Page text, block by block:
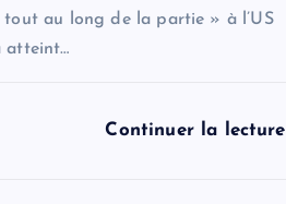
au long de la partie » à l’US
atteint…
Continuer la lecture